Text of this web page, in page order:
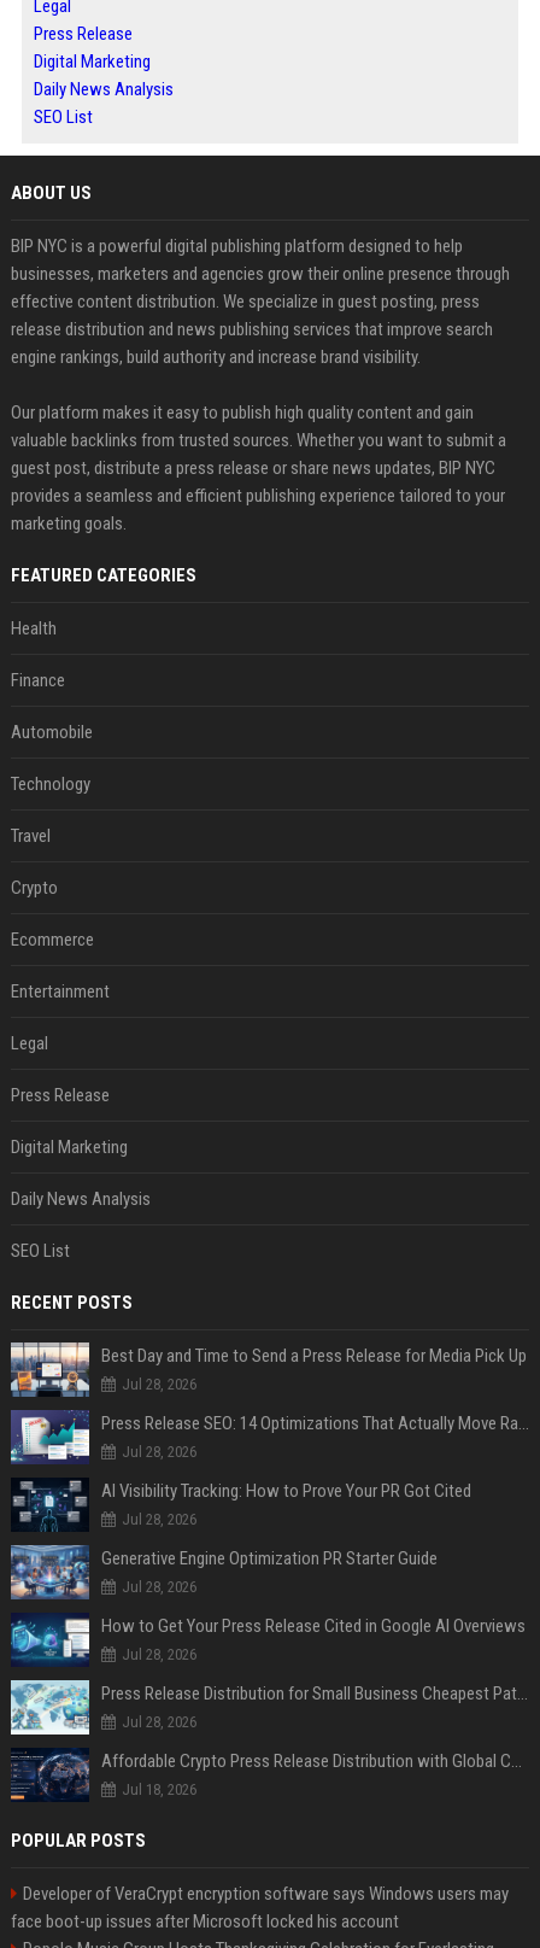
Legal
Press Release
Digital Marketing
Daily News Analysis
SEO List
ABOUT US
BIP NYC is a powerful digital publishing platform designed to help
businesses, marketers and agencies grow their online presence through
effective content distribution. We specialize in guest posting, press
release distribution and news publishing services that improve search
engine rankings, build authority and increase brand visibility.
Our platform makes it easy to publish high quality content and gain
valuable backlinks from trusted sources. Whether you want to submit a
guest post, distribute a press release or share news updates, BIP NYC
provides a seamless and efficient publishing experience tailored to your
marketing goals.
FEATURED CATEGORIES
Health
Finance
Automobile
Technology
Travel
Crypto
Ecommerce
Entertainment
Legal
Press Release
Digital Marketing
Daily News Analysis
SEO List
RECENT POSTS
Best Day and Time to Send a Press Release for Media Pick Up
Jul 28, 2026
Press Release SEO: 14 Optimizations That Actually Move Rankings
Jul 28, 2026
AI Visibility Tracking: How to Prove Your PR Got Cited
Jul 28, 2026
Generative Engine Optimization PR Starter Guide
Jul 28, 2026
How to Get Your Press Release Cited in Google AI Overviews
Jul 28, 2026
Press Release Distribution for Small Business Cheapest Path to Real Coverage
Jul 28, 2026
Affordable Crypto Press Release Distribution with Global Coverage
Jul 18, 2026
POPULAR POSTS
Developer of VeraCrypt encryption software says Windows users may
face boot-up issues after Microsoft locked his account